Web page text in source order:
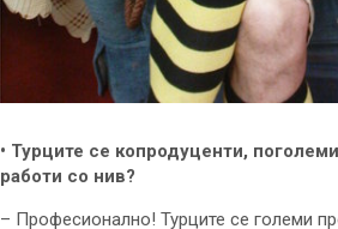
• Турците се копродуценти,
работи со нив?
– Професионално! Турците се големи